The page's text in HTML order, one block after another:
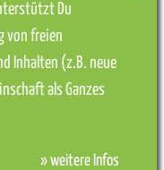
Du
von freien
Inhalten (z.B. neue
als Ganzes
» weitere Infos